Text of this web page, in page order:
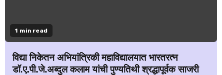
1 min read
विद्या निकेतन अभियांत्रिकी महाविद्यालयात भारतरत्न
डॉ.ए.पी.जे.अब्दुल कलाम यांची पुण्यतिथी श्रद्धापूर्वक साजरी